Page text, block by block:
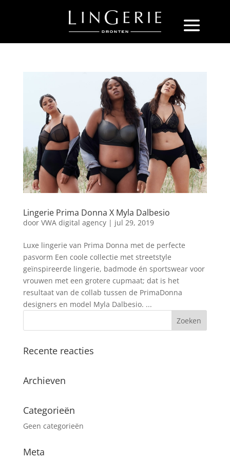
Lingerie Prima Donna X Myla Dalbesio
door VWA digital agency| jul 29, 2019
Luxe lingerie van Prima Donna met de perfecte
pasvorm Een coole collectie met streetstyle
geïnspireerde lingerie, badmode én sportswear voor
vrouwen met een grotere cupmaat; dat is het
resultaat van de collab tussen de PrimaDonna
designers en model Myla Dalbesio. ...
Recente reacties
Archieven
Categorieën
Geen categorieën
Meta